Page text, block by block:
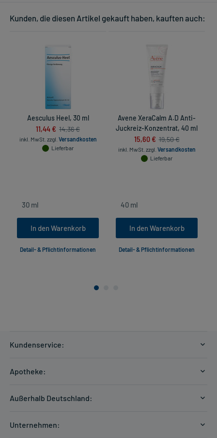
Kunden, die diesen Artikel gekauft haben, kauften auch:
Aesculus Heel, 30 ml
11,44 € 14,36 €
inkl. MwSt. zzgl. Versandkosten
Lieferbar
In den Warenkorb
Detail- & Pflichtinformationen
Avene XeraCalm A.D Anti-
Juckreiz-Konzentrat, 40 ml
15,60 € 19,50 €
inkl. MwSt. zzgl. Versandkosten
Lieferbar
In den Warenkorb
Detail- & Pflichtinformationen
Kundenservice:
Hilfe
Apotheke:
Außerhalb Deutschland:
Unternehmen: